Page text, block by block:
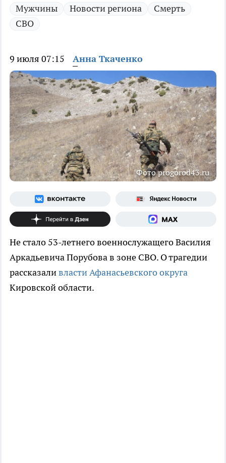
Мужчины Новости региона
Смерть
СВО
9 июля 07:15 Анна Ткаченко
Фото progorod43.ru
Не стало 53-летнего военнослужащего Василия
Аркадьевича Порубова в зоне СВО. О трагедии
рассказаливласти Афанасьевского округа
Кировской области.